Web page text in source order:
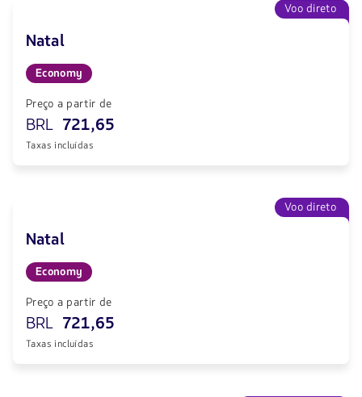
Voo direto
Natal
Economy
Preço a partir de
BRL 721,65
Taxas incluídas
Voo direto
Natal
Economy
Preço a partir de
BRL 721,65
Taxas incluídas